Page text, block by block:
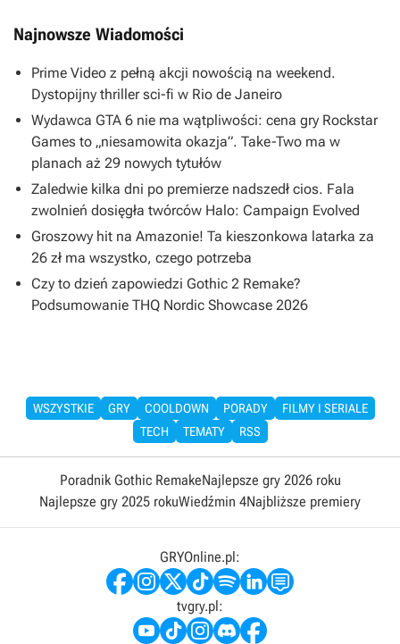
Najnowsze Wiadomości
Prime Video z pełną akcji nowością na weekend.
Dystopijny thriller sci-fi w Rio de Janeiro
Wydawca GTA 6 nie ma wątpliwości: cena gry Rockstar
Games to „niesamowita okazja”. Take-Two ma w
planach aż 29 nowych tytułów
Zaledwie kilka dni po premierze nadszedł cios. Fala
zwolnień dosięgła twórców Halo: Campaign Evolved
Groszowy hit na Amazonie! Ta kieszonkowa latarka za
26 zł ma wszystko, czego potrzeba
Czy to dzień zapowiedzi Gothic 2 Remake?
Podsumowanie THQ Nordic Showcase 2026
WSZYSTKIE GRY COOLDOWN PORADY
FILMY I SERIALE
TECH
TEMATY RSS
Poradnik Gothic RemakeNajlepsze gry 2026 roku
Najlepsze gry 2025 rokuWiedźmin 4Najbliższe premiery
GRYOnline.pl:
tvgry.pl: